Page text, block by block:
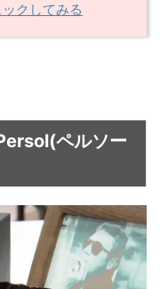
クしてみる
ペルソー